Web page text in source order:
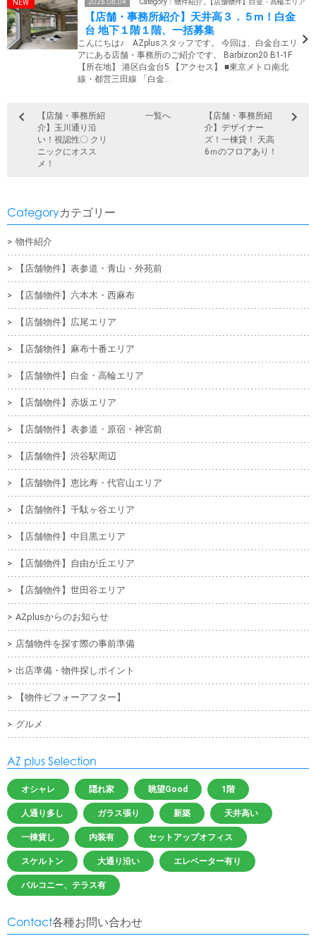
Category：物件紹介 , 【店舗物件】白金・高輪エリア
【店舗・事務所紹介】天井高３．５m！白金
台 地下１階１階、一括募集
こんにちは♪ AZplusスタッフです。 今回は、白金台エリ
アにある店舗・事務所のご紹介です。 Barbizon20 B1-1F
【所在地】 港区白金台5 【アクセス】 ■東京メトロ南北
線・都営三田線 「白金…
【店舗・事務所紹
介】玉川通り沿
い！視認性〇 クリ
ニックにオスス
メ！
一覧へ
【店舗・事務所紹
介】デザイナー
ズ！一棟貸！ 天高
6ｍのフロアあり！
Categoryカテゴリー
物件紹介
【店舗物件】表参道・青山・外苑前
【店舗物件】六本木・西麻布
【店舗物件】広尾エリア
【店舗物件】麻布十番エリア
【店舗物件】白金・高輪エリア
【店舗物件】赤坂エリア
【店舗物件】表参道・原宿・神宮前
【店舗物件】渋谷駅周辺
【店舗物件】恵比寿・代官山エリア
【店舗物件】千駄ヶ谷エリア
【店舗物件】中目黒エリア
【店舗物件】自由が丘エリア
【店舗物件】世田谷エリア
AZplusからのお知らせ
店舗物件を探す際の事前準備
出店準備・物件探しポイント
【物件ビフォーアフター】
グルメ
AZ plus Selection
オシャレ 隠れ家 眺望Good 1階
人通り多し ガラス張り 新築 天井高い
一棟貨し 内装有 セットアップオフィス
スケルトン 大通り沿い エレベーター有り
バルコニー、テラス有
Contact各種お問い合わせ